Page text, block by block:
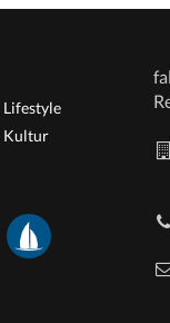
Lifestyle
Kultur